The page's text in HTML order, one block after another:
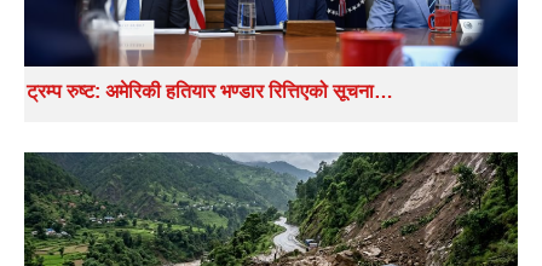
ट्रम्प रुष्ट: अमेरिकी हतियार भण्डार रित्तिएको सूचना…